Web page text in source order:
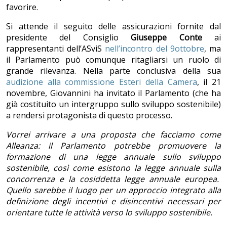
favorire.
Si attende il seguito delle assicurazioni fornite dal
presidente del ConsiglioGiuseppe Conteai
rappresentanti dell’ASviS nell’incontro del 9ottobre, ma
il Parlamento può comunque ritagliarsi un ruolo di
grande rilevanza. Nella parte conclusiva della sua
audizione alla commissione Esteri della Camera, il 21
novembre, Giovannini ha invitato il Parlamento (che ha
già costituito un intergruppo sullo sviluppo sostenibile)
a rendersi protagonista di questo processo.
Vorrei arrivare a una proposta che facciamo come
Alleanza: il Parlamento potrebbe promuovere la
formazione di una legge annuale sullo sviluppo
sostenibile, così come esistono la legge annuale sulla
concorrenza e la cosiddetta legge annuale europea.
Quello sarebbe il luogo per un approccio integrato alla
definizione degli incentivi e disincentivi necessari per
orientare tutte le attività verso lo sviluppo sostenibile.